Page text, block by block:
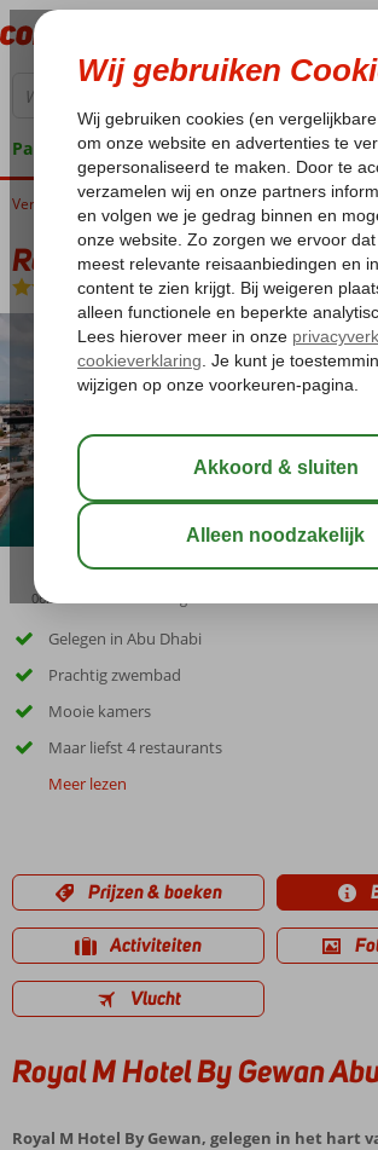
Pakketgarantie
Home Verenigde Arabische Emiraten Abu Dhabi Downtown Royal
Royal M Hotel By Gewan
Logies en ontbijt-Hotel
06:00
Gelegen in Abu Dhabi
Prachtig zwembad
Mooie kamers
Maar liefst 4 restaurants
Meer lezen
Prijzen & boeken
Activiteiten
Vlucht
Royal M Hotel By Gewan
Royal M Hotel By Gewan, gelegen in het hart